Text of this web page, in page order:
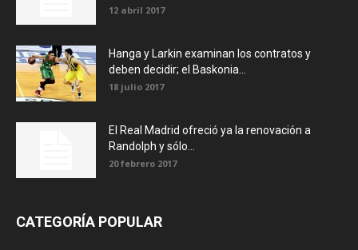
12 abril 2017
Hanga y Larkin examinan los contratos y
deben decidir; el Baskonia...
18 julio 2017
El Real Madrid ofreció ya la renovación a
Randolph y sólo...
20 febrero 2017
CATEGORÍA POPULAR